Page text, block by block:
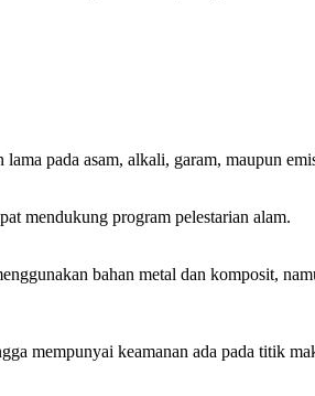
pada asam, alkali, garam, maupun
mendukung program pelestarian alam.
bahan metal dan komposit,
mempunyai keamanan ada pada titik